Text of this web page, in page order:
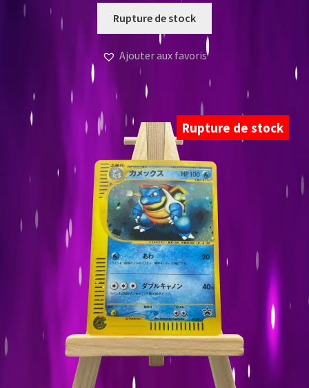
Rupture de stock
Ajouter aux favoris
Rupture de stock